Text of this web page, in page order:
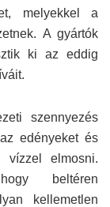
melyekkel a
A gyártók
ki az eddig
szennyezés
edényeket és
vízzel elmosni.
beltéren
kellemetlen